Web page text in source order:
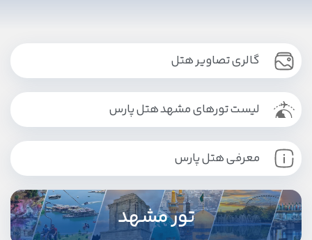
گالری تصاویر هتل
لیست تورهای مشهد هتل پارس
معرفی هتل پارس
تور مشهد